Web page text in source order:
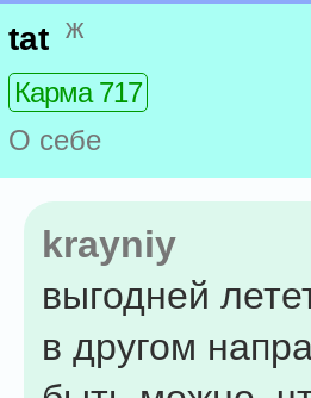
tat ж
Карма 717
О себе
krayniy
выгодней
в другом